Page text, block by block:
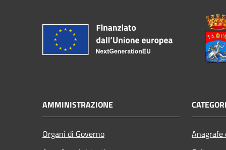
AMMINISTRAZIONE
Organi di Governo